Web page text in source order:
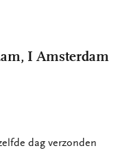
I Amsterdam
dag verzonden